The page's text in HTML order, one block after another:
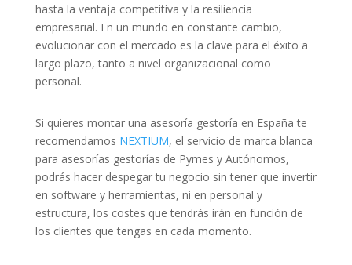
hasta la ventaja competitiva y la resiliencia
empresarial. En un mundo en constante cambio,
evolucionar con el mercado es la clave para el éxito a
largo plazo, tanto a nivel organizacional como
personal.
Si quieres montar una asesoría gestoría en España te
recomendamos NEXTIUM, el servicio de marca blanca
para asesorías gestorías de Pymes y Autónomos,
podrás hacer despegar tu negocio sin tener que invertir
en software y herramientas, ni en personal y
estructura, los costes que tendrás irán en función de
los clientes que tengas en cada momento.